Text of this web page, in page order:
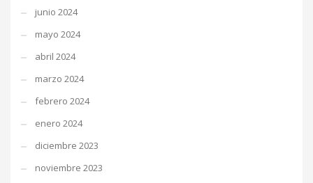
junio 2024
mayo 2024
abril 2024
marzo 2024
febrero 2024
enero 2024
diciembre 2023
noviembre 2023